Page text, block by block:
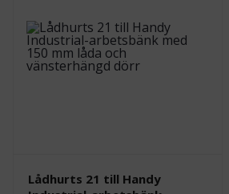
Lådhurts 21 till Handy